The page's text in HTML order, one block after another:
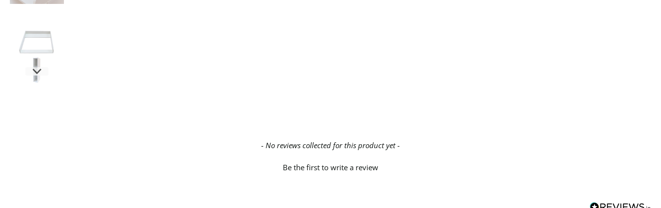
- No reviews collected for this product yet -
Be the first to write a review